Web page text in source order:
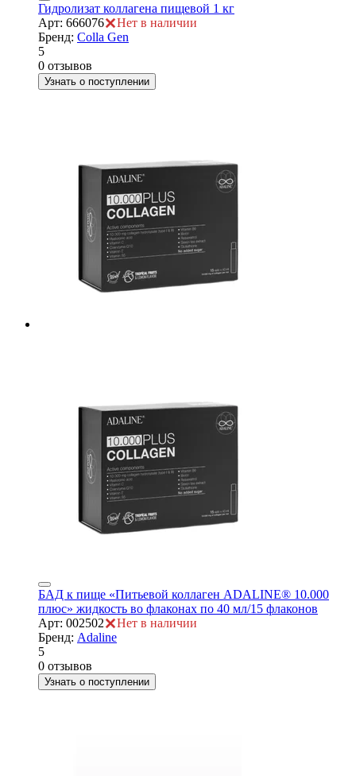
Гидролизат коллагена пищевой 1 кг
Арт: 666076
Нет в наличии
Бренд: Colla Gen
5
0 отзывов
Узнать о поступлении
БАД к пище «Питьевой коллаген ADALINE® 10.000
плюс» жидкость во флаконах по 40 мл/15 флаконов
Арт: 002502
Нет в наличии
Бренд: Adaline
5
0 отзывов
Узнать о поступлении